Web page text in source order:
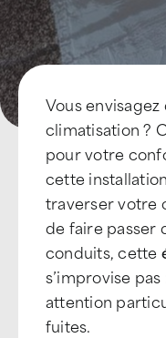
Vous
climatisation ?
pour votre
cette
traverser votre
de faire passer
conduits, cette
s’improvise
attention
fuites.